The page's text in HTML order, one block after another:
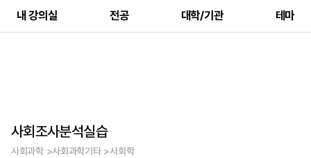
내 강의실 전공 대학/기관 테마
사회조사분석실습
사회과학 >사회과학기타 >사회학